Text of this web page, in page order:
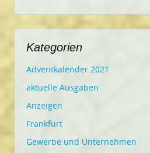
Kategorien
Adventkalender 2021
aktuelle Ausgaben
Anzeigen
Frankfurt
Gewerbe und Unternehmen